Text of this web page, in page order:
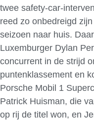
twee safety-car-
reed zo onbedreigd
seizoen naar huis.
Luxemburger Dylan
concurrent in de strijd
puntenklassement en
Porsche Mobil 1
Patrick Huisman, die
op rij de titel won, en